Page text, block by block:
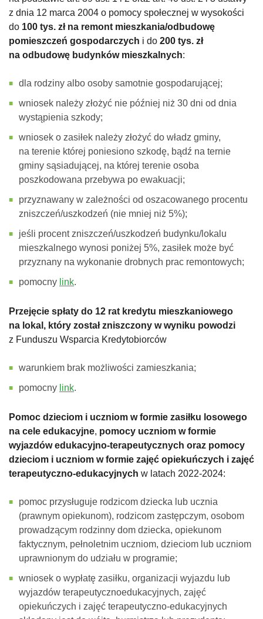
z dnia 12 marca 2004 o pomocy społecznej w wysokości
do 100 tys. zł na remont mieszkania/odbudowę
pomieszczeń gospodarczych i do 200 tys. zł
na odbudowę budynków mieszkalnych:
dla rodziny albo osoby samotnie gospodarującej;
wniosek należy złożyć nie później niż 30 dni od dnia
wystąpienia szkody;
wniosek o zasiłek należy złożyć do władz gminy,
na terenie której poniesiono szkodę, bądź na ternie
gminy sąsiadującej, na której terenie osoba
poszkodowana przebywa po ewakuacji;
przyznawany w zależności od oszacowanego procentu
zniszczeń/uszkodzeń (nie mniej niż 5%);
jeśli procent zniszczeń/uszkodzeń budynku/lokalu
mieszkalnego wynosi poniżej 5%, zasiłek może być
przyznany na wykonanie drobnych prac remontowych;
pomocny link.
Przejęcie spłaty do 12 rat kredytu mieszkaniowego
na lokal, który został zniszczony w wyniku powodzi
z Funduszu Wsparcia Kredytobiorców
warunkiem brak możliwości zamieszkania;
pomocny link.
Pomoc dzieciom i uczniom w formie zasiłku losowego
na cele edukacyjne, pomocy uczniom w formie
wyjazdów edukacyjno-terapeutycznych oraz pomocy
dzieciom i uczniom w formie zajęć opiekuńczych i zajęć
terapeutyczno-edukacyjnych w latach 2022-2024:
pomoc przysługuje rodzicom dziecka lub ucznia
(prawnym opiekunom), rodzicom zastępczym, osobom
prowadzącym rodzinny dom dziecka, opiekunom
faktycznym, pełnoletnim uczniom, dzieciom lub uczniom
uprawnionym do udziału w programie;
wniosek o wypłatę zasiłku, organizacji wyjazdu lub
wyjazdów terapeutycznoedukacyjnych, zajęć
opiekuńczych i zajęć terapeutyczno-edukacyjnych